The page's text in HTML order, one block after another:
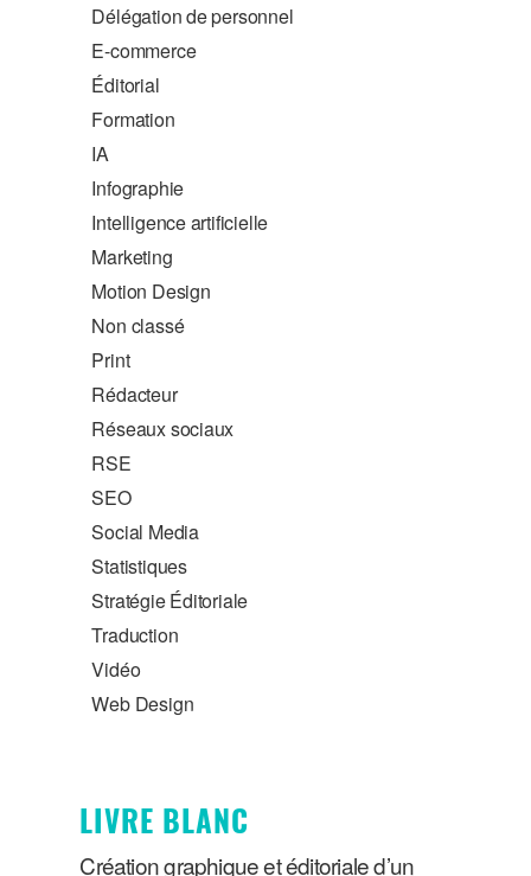
Délégation de personnel
E-commerce
Éditorial
Formation
IA
Infographie
Intelligence artificielle
Marketing
Motion Design
Non classé
Print
Rédacteur
Réseaux sociaux
RSE
SEO
Social Media
Statistiques
Stratégie Éditoriale
Traduction
Vidéo
Web Design
LIVRE BLANC
Création graphique et éditoriale d’un